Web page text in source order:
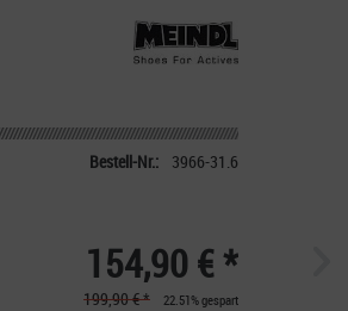
Bestell-Nr.: 3966-31.6
154,90 € *
199,90 € * 22.51% gespart